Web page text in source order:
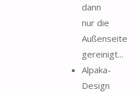
dann
nur die
Außenseite
gereinigt...
Alpaka-
Design